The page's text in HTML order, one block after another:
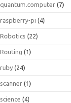
quantum.computer (7)
raspberry-pi (4)
Robotics (22)
Routing (1)
ruby (24)
scanner (1)
science (4)